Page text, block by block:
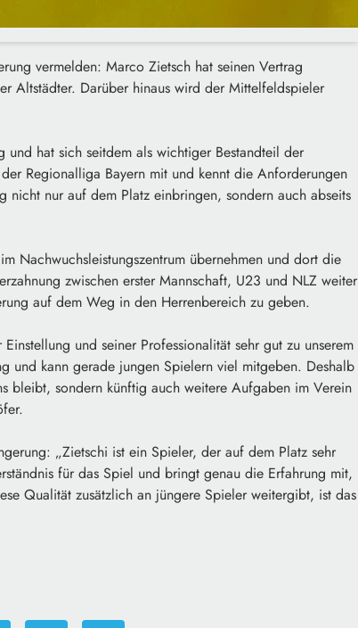
vermelden: Marco Zietsch hat seinen Vertrag
Altstädter. Darüber hinaus wird der Mittelfeldspieler
und hat sich seitdem als wichtiger Bestandteil der
Regionalliga Bayern mit und kennt die Anforderungen
nur auf dem Platz einbringen, sondern auch abseits
Nachwuchsleistungszentrum übernehmen und dort die
zwischen erster Mannschaft, U23 und NLZ weiter
auf dem Weg in den Herrenbereich zu geben.
und seiner Professionalität sehr gut zu unserem
und kann gerade jungen Spielern viel mitgeben. Deshalb
bleibt, sondern künftig auch weitere Aufgaben im Verein
„Zietschi ist ein Spieler, der auf dem Platz sehr
für das Spiel und bringt genau die Erfahrung mit,
Qualität zusätzlich an jüngere Spieler weitergibt, ist das